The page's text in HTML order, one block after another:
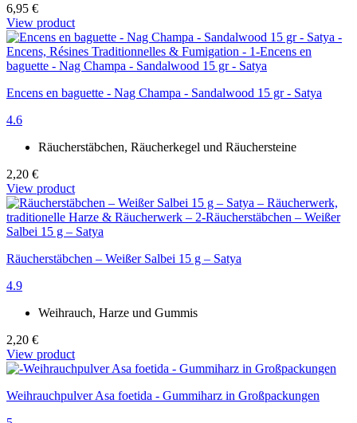
6,95 €
View product
Encens en baguette - Nag Champa - Sandalwood 15 gr - Satya
4.6
Räucherstäbchen, Räucherkegel und Räuchersteine
2,20 €
View product
Räucherstäbchen – Weißer Salbei 15 g – Satya
4.9
Weihrauch, Harze und Gummis
2,20 €
View product
Weihrauchpulver Asa foetida - Gummiharz in Großpackungen